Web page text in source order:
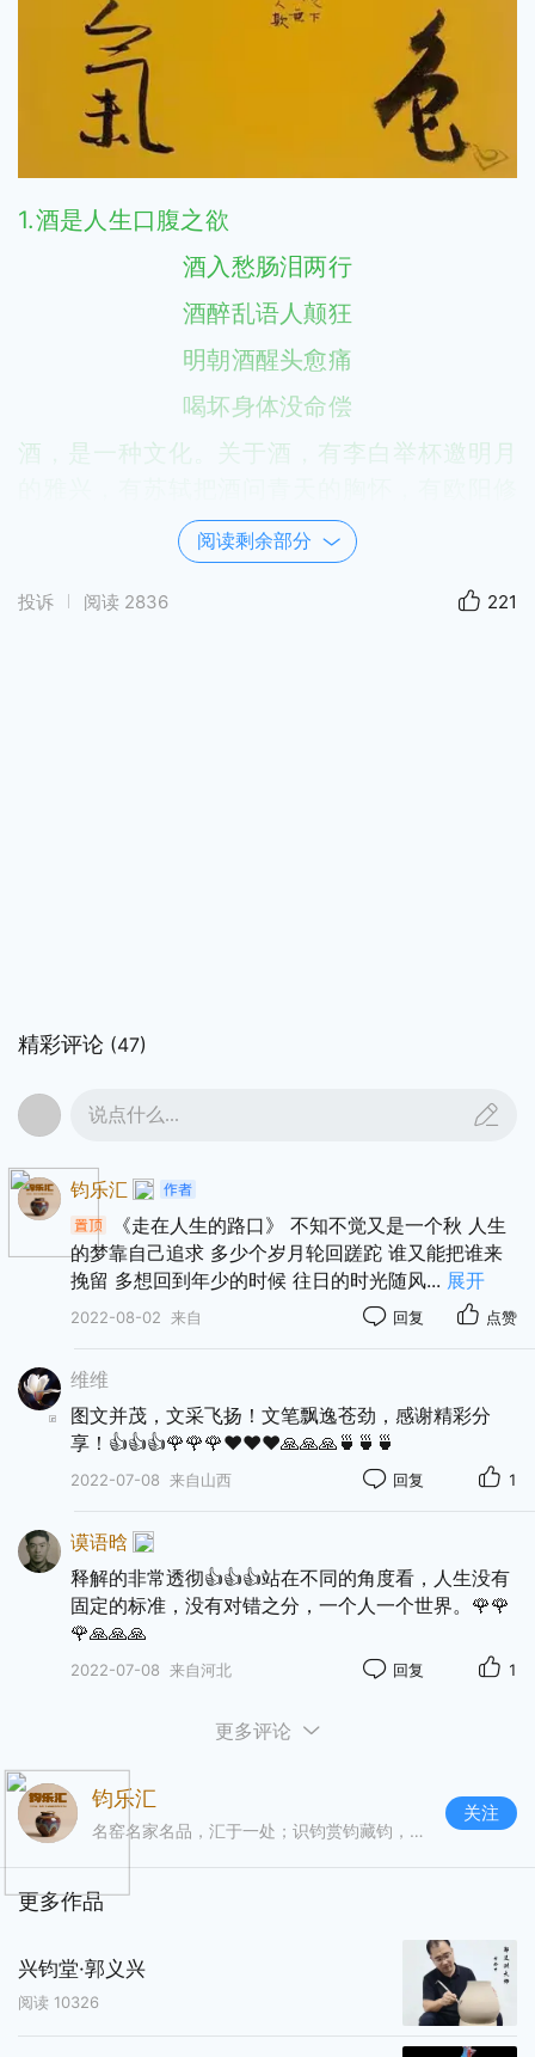
1.酒是人生口腹之欲
酒入愁肠泪两行
酒醉乱语人颠狂
明朝酒醒头愈痛
喝坏身体没命偿
酒，是一种文化。关于酒，有李白举杯邀明月
酒逢知己千杯少的豪迈，有曹操对酒当歌人生
几何的苍凉，有杜甫白日放歌须纵酒，青春作
伴好还乡的潇洒。酒不论在何时、何景以及任
阅读剩余部分
投诉 阅读 2836 221
精彩评论 (47)
说点什么...
钧乐汇
《走在人生的路口》 不知不觉又是一个秋 人生
的梦靠自己追求 多少个岁月轮回蹉跎 谁又能把谁来
挽留 多想回到年少的时候 往日的时光随风... 展开
2022-08-02 来自 回复 点赞
维维
图文并茂，文采飞扬！文笔飘逸苍劲，感谢精彩分
享！👍👍👍🌹🌹🌹❤️❤️❤️🙏🙏🙏🍵🍵🍵
2022-07-08 来自山西 回复 1
谟语晗
释解的非常透彻👍👍👍站在不同的角度看，人生没有
固定的标准，没有对错之分，一个人一个世界。🌹🌹
🌹🙏🙏🙏
2022-07-08 来自河北 回复 1
更多评论
钧乐汇
名窑名家名品，汇于一处；识钧赏钧藏钧，乐在其中。
关注
更多作品
兴钧堂·郭义兴
阅读 10326